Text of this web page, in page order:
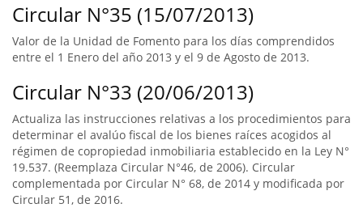
Circular N°35 (15/07/2013)
Valor de la Unidad de Fomento para los días comprendidos
entre el 1 Enero del año 2013 y el 9 de Agosto de 2013.
Circular N°33 (20/06/2013)
Actualiza las instrucciones relativas a los procedimientos para
determinar el avalúo fiscal de los bienes raíces acogidos al
régimen de copropiedad inmobiliaria establecido en la Ley N°
19.537. (Reemplaza Circular N°46, de 2006). Circular
complementada por Circular N° 68, de 2014 y modificada por
Circular 51, de 2016.